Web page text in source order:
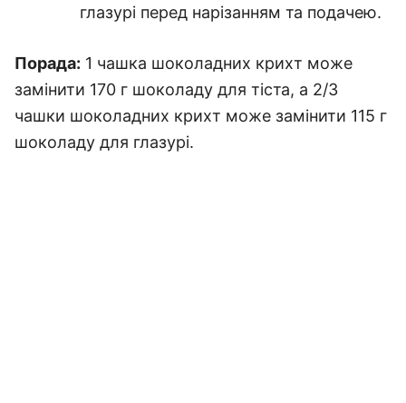
глазурі перед нарізанням та подачею.
Порада: 1 чашка шоколадних крихт може
замінити 170 г шоколаду для тіста, а 2/3
чашки шоколадних крихт може замінити 115 г
шоколаду для глазурі.